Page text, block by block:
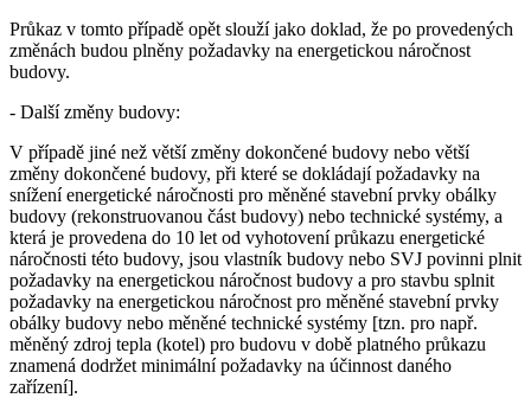
Průkaz v tomto případě opět slouží jako doklad, že po provedených
změnách budou plněny požadavky na energetickou náročnost
budovy.
- Další změny budovy:
V případě jiné než větší změny dokončené budovy nebo větší
změny dokončené budovy, při které se dokládají požadavky na
snížení energetické náročnosti pro měněné stavební prvky obálky
budovy (rekonstruovanou část budovy) nebo technické systémy, a
která je provedena do 10 let od vyhotovení průkazu energetické
náročnosti této budovy, jsou vlastník budovy nebo SVJ povinni plnit
požadavky na energetickou náročnost budovy a pro stavbu splnit
požadavky na energetickou náročnost pro měněné stavební prvky
obálky budovy nebo měněné technické systémy [tzn. pro např.
měněný zdroj tepla (kotel) pro budovu v době platného průkazu
znamená dodržet minimální požadavky na účinnost daného
zařízení].